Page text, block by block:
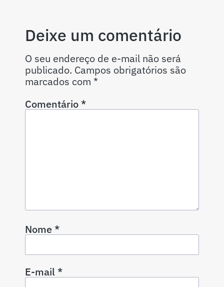
Deixe um comentário
O seu endereço de e-mail não será
publicado. Campos obrigatórios são
marcados com *
Comentário*
Nome*
E-mail*